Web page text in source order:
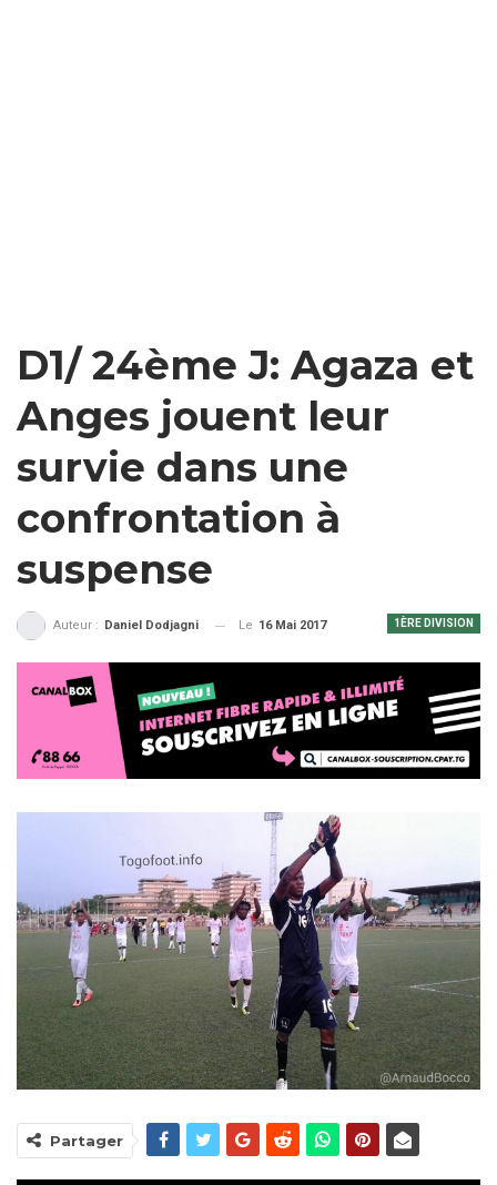
D1/ 24ème J: Agaza et
Anges jouent leur
survie dans une
confrontation à
suspense
1ÈRE DIVISION
Auteur : Daniel Dodjagni Le 16 Mai 2017
Partager